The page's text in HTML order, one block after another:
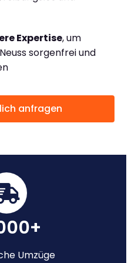
Expertise, um
sorgenfrei und
anfragen
Umzüge